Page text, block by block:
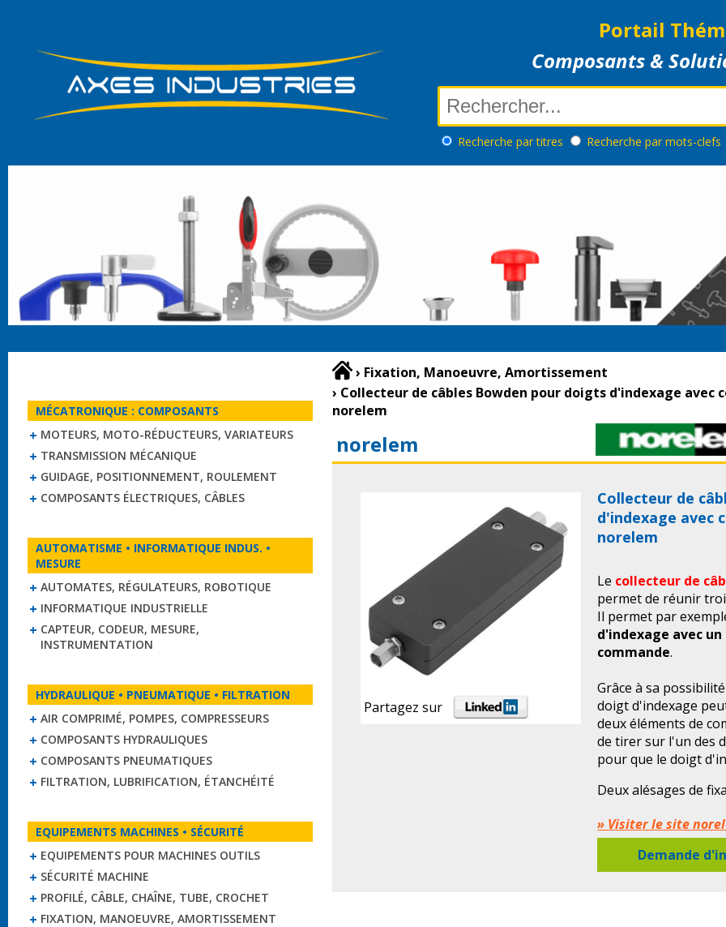
Portail
Composants &
Recherche par titres Recherche par mots-clefs
MÉCATRONIQUE : COMPOSANTS
MOTEURS, MOTO-RÉDUCTEURS, VARIATEURS
TRANSMISSION MÉCANIQUE
GUIDAGE, POSITIONNEMENT, ROULEMENT
COMPOSANTS ÉLECTRIQUES, CÂBLES
AUTOMATISME • INFORMATIQUE INDUS. •
MESURE
AUTOMATES, RÉGULATEURS, ROBOTIQUE
INFORMATIQUE INDUSTRIELLE
CAPTEUR, CODEUR, MESURE,
INSTRUMENTATION
HYDRAULIQUE • PNEUMATIQUE • FILTRATION
AIR COMPRIMÉ, POMPES, COMPRESSEURS
COMPOSANTS HYDRAULIQUES
COMPOSANTS PNEUMATIQUES
FILTRATION, LUBRIFICATION, ÉTANCHÉITÉ
EQUIPEMENTS MACHINES • SÉCURITÉ
EQUIPEMENTS POUR MACHINES OUTILS
SÉCURITÉ MACHINE
PROFILÉ, CÂBLE, CHAÎNE, TUBE, CROCHET
FIXATION, MANOEUVRE, AMORTISSEMENT
› Fixation, Manoeuvre, Amortissement
› Collecteur de câbles Bowden pour doigts d'indexage avec
norelem
norelem
Partagez sur
Collecteur de
d'indexage avec
norelem
Le collecteur de
permet de réunir
Il permet par
d'indexage avec
commande.
Grâce à sa
doigt d'indexage
deux éléments de
de tirer sur l'un des
pour que le doigt
Deux alésages de
du boîtier et à la
un montage sur
moyen de tasseaux
» Visiter le site
Demande